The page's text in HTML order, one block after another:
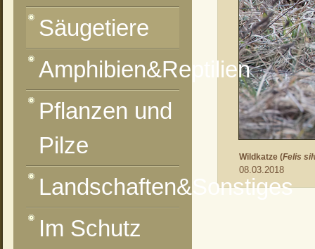
Wildkatze (Felis
08.03.2018
vorheriges Foto
zur Kategorie-Übersicht
Säugetiere
Amphibien&Reptilien
Pflanzen und
Pilze
Landschaften&Sonstiges
Im Schutz